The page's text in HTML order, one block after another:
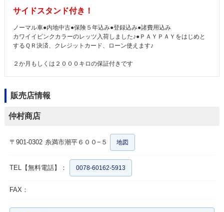
サイドスタンド付き！
ノーマル車●内地中古●保険５年込み●登録込み●諸費用込み
カワイイピンクカラーのレッツ入荷しました♪●ＰＡＹＰＡＹをはじめと
するＱＲ決済、クレジットカード、ローン使えます♪
２か月もしくは２０００キロの保証付きです
販売店情報
仲村商店
〒901-0302 糸満市潮平６００−５ 地図
TEL【無料電話】： 0078-60162-5913
FAX：